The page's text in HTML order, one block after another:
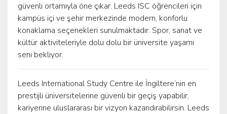
güvenli ortamıyla öne çıkar. Leeds ISC öğrencileri için
kampüs içi ve şehir merkezinde modern, konforlu
konaklama seçenekleri sunulmaktadır. Spor, sanat ve
kültür aktiviteleriyle dolu dolu bir üniversite yaşamı
seni bekliyor.
Leeds International Study Centre ile İngiltere’nin en
prestijli üniversitelerine güvenli bir geçiş yapabilir,
kariyerine uluslararası bir vizyon kazandırabilirsin. Leeds